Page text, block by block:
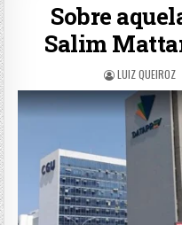
Sobre
Salim
LUIZ QUEIROZ